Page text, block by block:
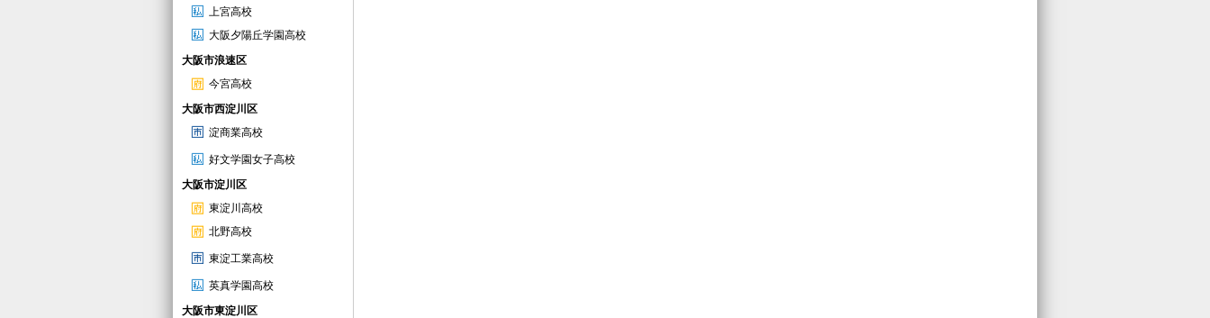
上宮高校
大阪夕陽丘学園高校
大阪市浪速区
今宮高校
大阪市西淀川区
淀商業高校
好文学園女子高校
大阪市淀川区
東淀川高校
北野高校
東淀工業高校
英真学園高校
大阪市東淀川区